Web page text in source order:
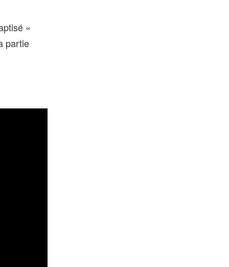
«
partie